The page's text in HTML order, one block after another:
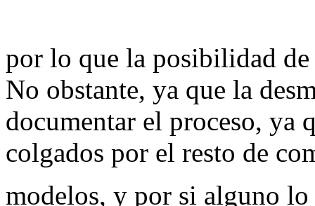
por lo que la posibilidad
No obstante, ya que la
documentar el proceso, ya
colgados por el resto de
modelos, y por si alguno